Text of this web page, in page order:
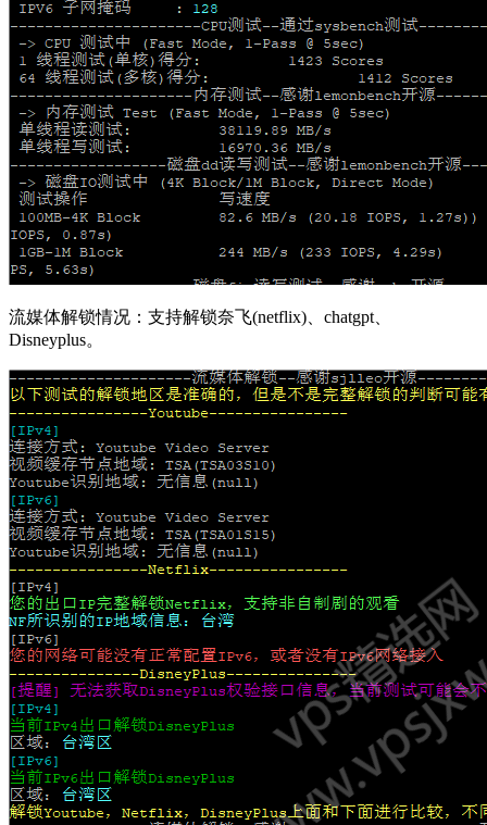
流媒体解锁情况：支持解锁奈飞(netflix)、chatgpt、
Disneyplus。